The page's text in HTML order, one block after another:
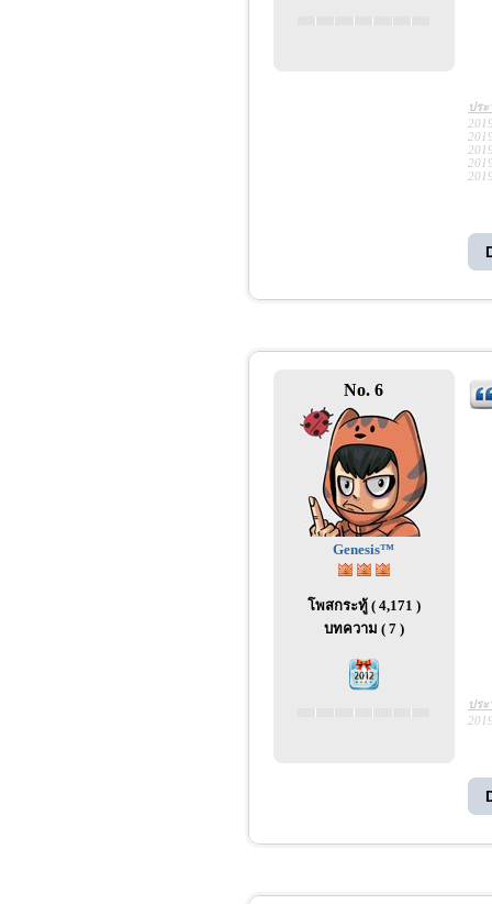
ปร
No. 6
Genesis™
โพสกระทู้ ( 4,171 )
บทความ ( 7 )
ปร